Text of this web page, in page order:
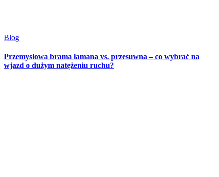
Blog
Przemysłowa brama łamana vs. przesuwna – co wybrać na
wjazd o dużym natężeniu ruchu?